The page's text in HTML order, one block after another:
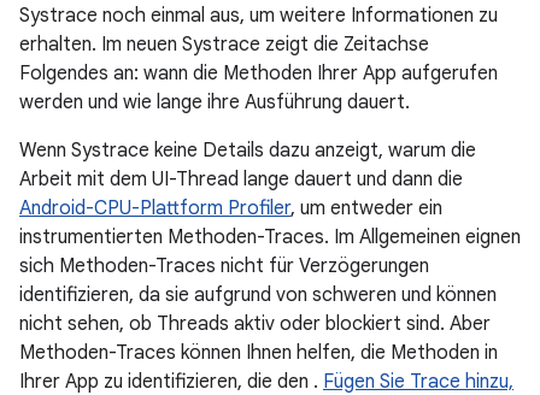
Systrace noch einmal aus, um weitere Informationen zu
erhalten. Im neuen Systrace zeigt die Zeitachse
Folgendes an: wann die Methoden Ihrer App aufgerufen
werden und wie lange ihre Ausführung dauert.
Wenn Systrace keine Details dazu anzeigt, warum die
Arbeit mit dem UI-Thread lange dauert und dann die
Android-CPU-Plattform Profiler, um entweder ein
instrumentierten Methoden-Traces. Im Allgemeinen eignen
sich Methoden-Traces nicht für Verzögerungen
identifizieren, da sie aufgrund von schweren und können
nicht sehen, ob Threads aktiv oder blockiert sind. Aber
Methoden-Traces können Ihnen helfen, die Methoden in
Ihrer App zu identifizieren, die den . Fügen Sie Trace hinzu,